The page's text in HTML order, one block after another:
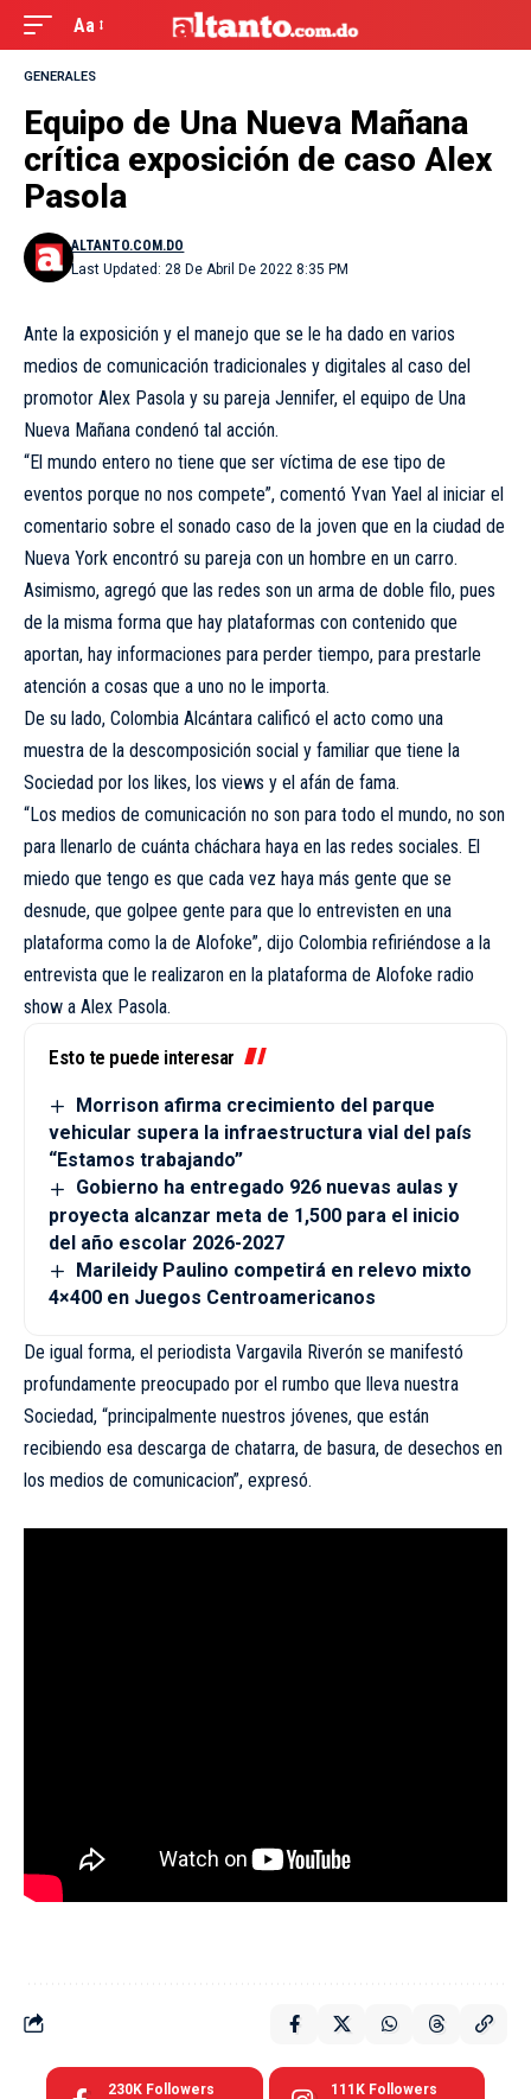
Aa
GENERALES
Equipo de Una Nueva Mañana
crítica exposición de caso Alex
Pasola
Last Updated: 28 De Abril De 2022 8:35 PM
ALTANTO.COM.DO
Ante la exposición y el manejo que se le ha dado en varios
medios de comunicación tradicionales y digitales al caso del
promotor Alex Pasola y su pareja Jennifer, el equipo de Una
Nueva Mañana condenó tal acción.
“El mundo entero no tiene que ser víctima de ese tipo de
eventos porque no nos compete”, comentó Yvan Yael al iniciar el
comentario sobre el sonado caso de la joven que en la ciudad de
Nueva York encontró su pareja con un hombre en un carro.
Asimismo, agregó que las redes son un arma de doble filo, pues
de la misma forma que hay plataformas con contenido que
aportan, hay informaciones para perder tiempo, para prestarle
atención a cosas que a uno no le importa.
De su lado, Colombia Alcántara calificó el acto como una
muestra de la descomposición social y familiar que tiene la
Sociedad por los likes, los views y el afán de fama.
“Los medios de comunicación no son para todo el mundo, no son
para llenarlo de cuánta cháchara haya en las redes sociales. El
miedo que tengo es que cada vez haya más gente que se
desnude, que golpee gente para que lo entrevisten en una
plataforma como la de Alofoke”, dijo Colombia refiriéndose a la
entrevista que le realizaron en la plataforma de Alofoke radio
show a Alex Pasola.
Esto te puede interesar
Morrison afirma crecimiento del parque
vehicular supera la infraestructura vial del país
“Estamos trabajando”
Gobierno ha entregado 926 nuevas aulas y
proyecta alcanzar meta de 1,500 para el inicio
del año escolar 2026-2027
Marileidy Paulino competirá en relevo mixto
4×400 en Juegos Centroamericanos
De igual forma, el periodista Vargavila Riverón se manifestó
profundamente preocupado por el rumbo que lleva nuestra
Sociedad, “principalmente nuestros jóvenes, que están
recibiendo esa descarga de chatarra, de basura, de desechos en
los medios de comunicacion”, expresó.
230K Followers 111K Followers